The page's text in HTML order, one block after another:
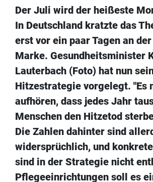
Der Juli wird der heißeste
In Deutschland kratzte das
erst vor ein paar Tagen an
Marke. Gesundheitsminister
Lauterbach (Foto) hat nun
Hitzestrategie vorgelegt. "Es
aufhören, dass jedes Jahr
Menschen den Hitzetod
Die Zahlen dahinter sind
widersprüchlich, und
sind in der Strategie nicht
Pflegeeinrichtungen soll es